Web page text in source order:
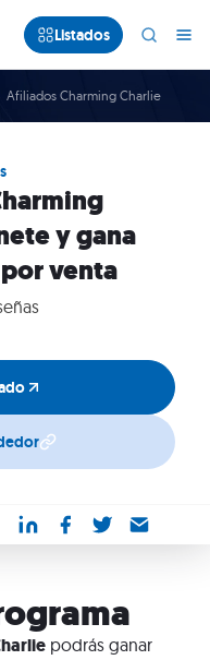
Listados
Afiliados Charming Charlie
y gana
venta
podrás ganar